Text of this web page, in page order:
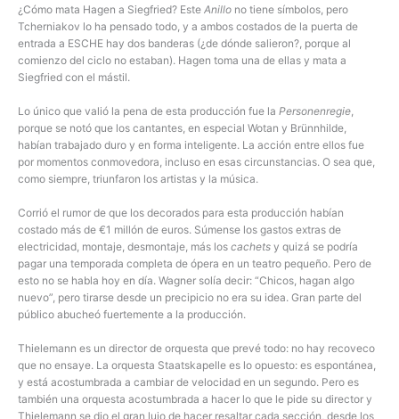
¿Cómo mata Hagen a Siegfried? Este Anillo no tiene símbolos, pero
Tcherniakov lo ha pensado todo, y a ambos costados de la puerta de
entrada a ESCHE hay dos banderas (¿de dónde salieron?, porque al
comienzo del ciclo no estaban). Hagen toma una de ellas y mata a
Siegfried con el mástil.
Lo único que valió la pena de esta producción fue la Personenregie
porque se notó que los cantantes, en especial Wotan y Brünnhilde,
habían trabajado duro y en forma inteligente. La acción entre ellos fue
por momentos conmovedora, incluso en esas circunstancias. O sea que,
como siempre, triunfaron los artistas y la música.
Corrió el rumor de que los decorados para esta producción habían
costado más de €1 millón de euros. Súmense los gastos extras de
electricidad, montaje, desmontaje, más los cachets y quizá se podría
pagar una temporada completa de ópera en un teatro pequeño. Pero de
esto no se habla hoy en día. Wagner solía decir: “Chicos, hagan algo
nuevo”, pero tirarse desde un precipicio no era su idea. Gran parte del
público abucheó fuertemente a la producción.
Thielemann es un director de orquesta que prevé todo: no hay recoveco
que no ensaye. La orquesta Staatskapelle es lo opuesto: es espontánea,
y está acostumbrada a cambiar de velocidad en un segundo. Pero es
también una orquesta acostumbrada a hacer lo que le pide su director y
Thielemann se dio el gran lujo de hacer resaltar cada sección, desde los